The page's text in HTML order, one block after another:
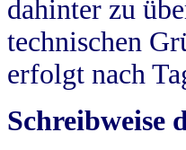
dahinter zu
technischen
erfolgt nach
Schreibweise